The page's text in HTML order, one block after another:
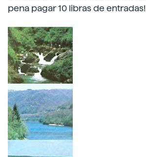
pena pagar 10 libras de entradas!